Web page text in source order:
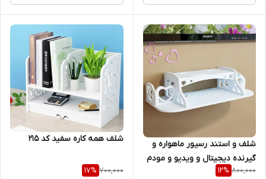
شلف و استند رسیور ماهواره و
گیرنده دیجیتال و ویدیو و مودم
و... چوبی دیواری دکوری برای قرار
800,000
12%
شلف همه کاره سفید کد 215
700,000
17%